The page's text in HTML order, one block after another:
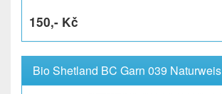
150,- Kč
Bio Shetland BC Garn 039 Naturweis